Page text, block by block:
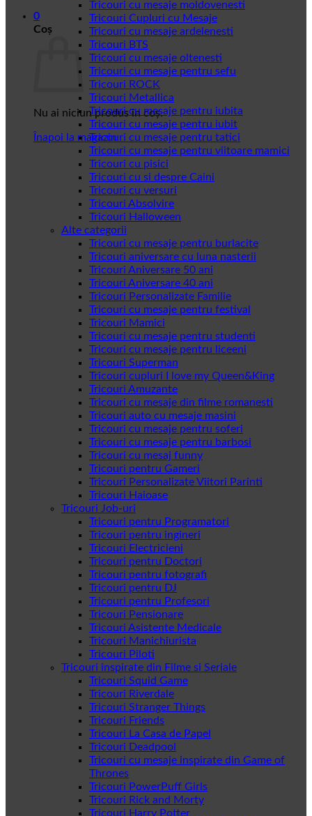
0
Coș
Nu ai niciun produs în coș.
Înapoi la magazin
Tricouri cu mesaje moldovenesti
Tricouri Cupluri cu Mesaje
Tricouri cu mesaje ardelenesti
Tricouri BTS
Tricouri cu mesaje oltenesti
Tricouri cu mesaje pentru sefu
Tricouri ROCK
Tricouri Metallica
Tricouri cu mesaje pentru iubita
Tricouri cu mesaje pentru iubit
Tricouri cu mesaje pentru tatici
Tricouri cu mesaje pentru viitoare mamici
Tricouri cu pisici
Tricouri cu si despre Caini
Tricouri cu versuri
Tricouri Absolvire
Tricouri Halloween
Alte categorii
Tricouri cu mesaje pentru burlacite
Tricouri aniversare cu luna nasterii
Tricouri Aniversare 50 ani
Tricouri Aniversare 40 ani
Tricouri Personalizate Familie
Tricouri cu mesaje pentru festival
Tricouri Mamici
Tricouri cu mesaje pentru studenti
Tricouri cu mesaje pentru liceeni
Tricouri Superman
Tricouri cupluri I love my Queen&King
Tricouri Amuzante
Tricouri cu mesaje din filme romanesti
Tricouri auto cu mesaje masini
Tricouri cu mesaje pentru soferi
Tricouri cu mesaje pentru barbosi
Tricouri cu mesaj funny
Tricouri pentru Gameri
Tricouri Personalizate Viitori Parinti
Tricouri Haioase
Tricouri Job-uri
Tricouri pentru Programatori
Tricouri pentru ingineri
Tricouri Electricieni
Tricouri pentru Doctori
Tricouri pentru fotografi
Tricouri pentru DJ
Tricouri pentru Profesori
Tricouri Pensionare
Tricouri Asistente Medicale
Tricouri Manichiurista
Tricouri Piloti
Tricouri inspirate din Filme si Seriale
Tricouri Squid Game
Tricouri Riverdale
Tricouri Stranger Things
Tricouri Friends
Tricouri La Casa de Papel
Tricouri Deadpool
Tricouri cu mesaje inspirate din Game of
Thrones
Tricouri PowerPuff Girls
Tricouri Rick and Morty
Tricouri Harry Potter